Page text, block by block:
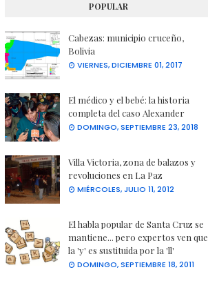
POPULAR
Cabezas: municipio cruceño,
Bolivia
VIERNES, DICIEMBRE 01, 2017
El médico y el bebé: la historia
completa del caso Alexander
DOMINGO, SEPTIEMBRE 23, 2018
Villa Victoria, zona de balazos y
revoluciones en La Paz
MIÉRCOLES, JULIO 11, 2012
El habla popular de Santa Cruz se
mantiene... pero expertos ven que
la 'y' es sustituida por la 'll'
DOMINGO, SEPTIEMBRE 18, 2011